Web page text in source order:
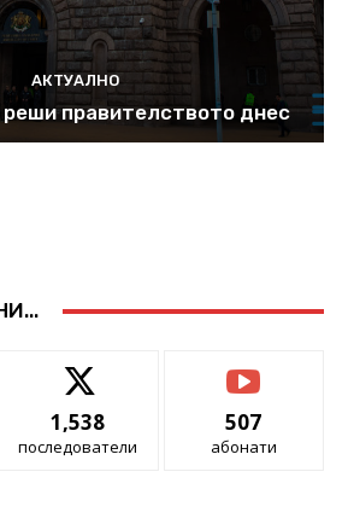
АКТУАЛНО
правителството днес
1,538
последователи
507
абонати